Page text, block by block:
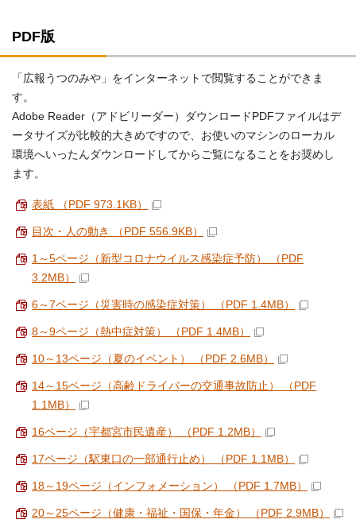
PDF版
「広報うつのみや」をインターネットで閲覧することができま
す。
Adobe Reader（アドビリーダー）ダウンロードPDFファイルはデ
ータサイズが比較的大きめですので、お使いのマシンのローカル
環境へいったんダウンロードしてからご覧になることをお奨めし
ます。
表紙 （PDF 973.1KB）
目次・人の動き （PDF 556.9KB）
1～5ページ（新型コロナウイルス感染症予防） （PDF
3.2MB）
6～7ページ（災害時の感染症対策） （PDF 1.4MB）
8～9ページ（熱中症対策） （PDF 1.4MB）
10～13ページ（夏のイベント） （PDF 2.6MB）
14～15ページ（高齢ドライバーの交通事故防止） （PDF
1.1MB）
16ページ（宇都宮市民遺産） （PDF 1.2MB）
17ページ（駅東口の一部通行止め） （PDF 1.1MB）
18～19ページ（インフォメーション） （PDF 1.7MB）
20～25ページ（健康・福祉・国保・年金） （PDF 2.9MB）